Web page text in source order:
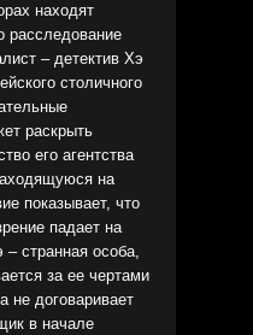
находят
расследование
– детектив Хэ
столичного
раскрыть
его агентства
на
показывает, что
падает на
странная особа,
за ее чертами
не договаривает
в начале